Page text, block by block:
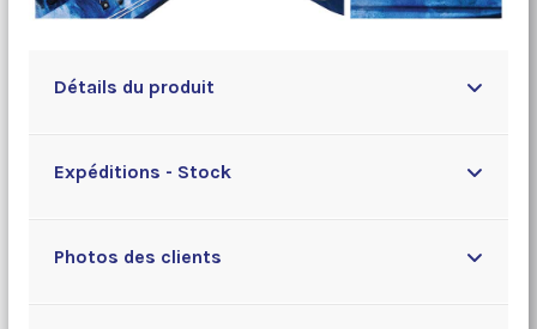
Détails du produit
Expéditions - Stock
Photos des clients